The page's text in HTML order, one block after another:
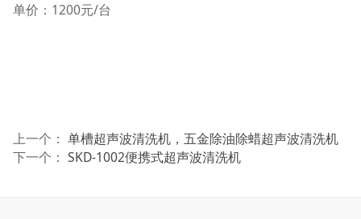
单价：1200元/台
上一个： 单槽超声波清洗机，五金除油除蜡超声波清洗机
下一个： SKD-1002便携式超声波清洗机